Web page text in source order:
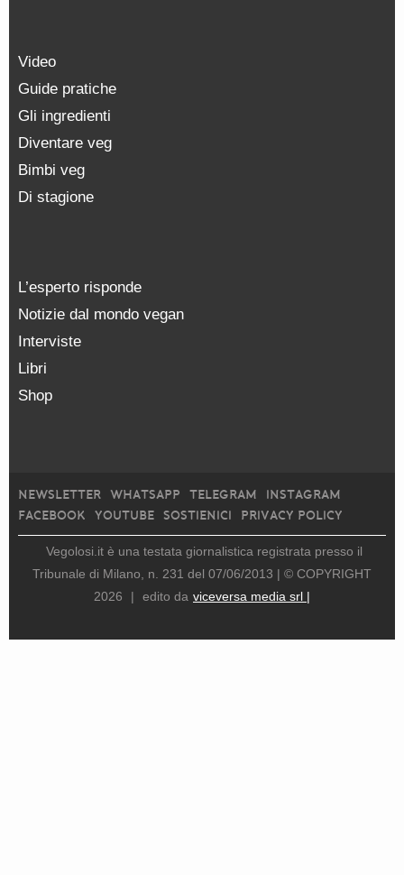
Video
Guide pratiche
Gli ingredienti
Diventare veg
Bimbi veg
Di stagione
L’esperto risponde
Notizie dal mondo vegan
Interviste
Libri
Shop
NEWSLETTER WHATSAPP TELEGRAM
INSTAGRAM
FACEBOOK
YOUTUBE SOSTIENICI PRIVACY POLICY
Vegolosi.it è una testata giornalistica registrata presso il
Tribunale di Milano, n. 231 del 07/06/2013 | © COPYRIGHT
2026
| edito da viceversa media srl |